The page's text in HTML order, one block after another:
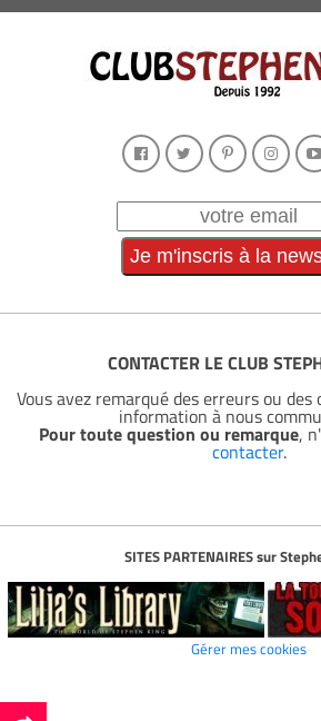
CONTACTER LE CLUB
Vous avez remarqué des erreurs ou des
information à nous
Pour toute question ou remarque,
contacter.
SITES PARTENAIRES sur
Gérer mes cookies